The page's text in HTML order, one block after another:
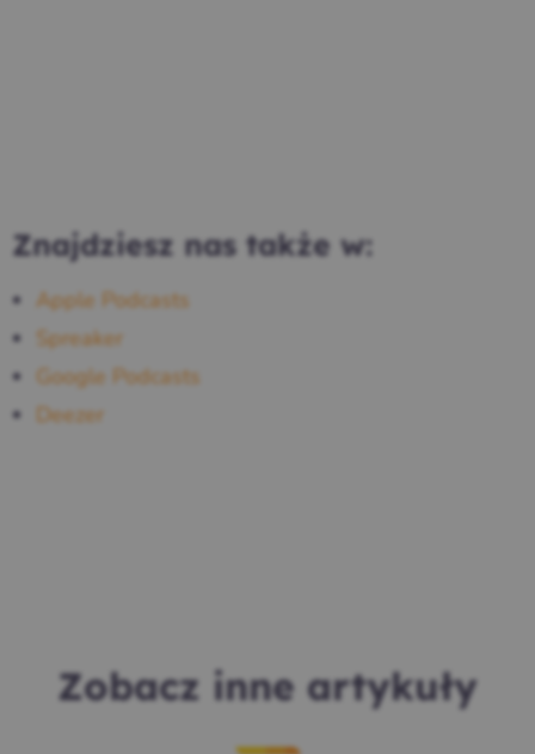
Znajdziesz nas także w:
Apple Podcasts
Spreaker
Google Podcasts
Deezer
Zobacz inne artykuły